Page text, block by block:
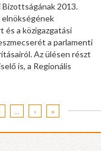
Bizottságának 2013.
elnökségének
és a közigazgatási
a parlamenti
Az ülésen részt
is, a Regionális
› »